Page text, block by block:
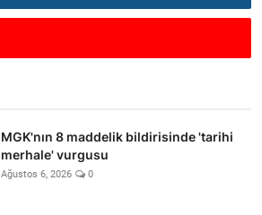
MGK'nın 8 maddelik bildirisinde 'tarihi
merhale' vurgusu
Ağustos 6, 2026 0